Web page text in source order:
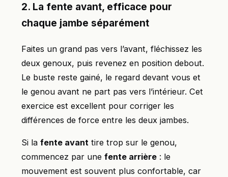
2. La fente avant, efficace pour
chaque jambe séparément
Faites un grand pas vers l’avant, fléchissez les
deux genoux, puis revenez en position debout.
Le buste reste gainé, le regard devant vous et
le genou avant ne part pas vers l’intérieur. Cet
exercice est excellent pour corriger les
différences de force entre les deux jambes.
Si la fente avant tire trop sur le genou,
commencez par une fente arrière : le
mouvement est souvent plus confortable, car